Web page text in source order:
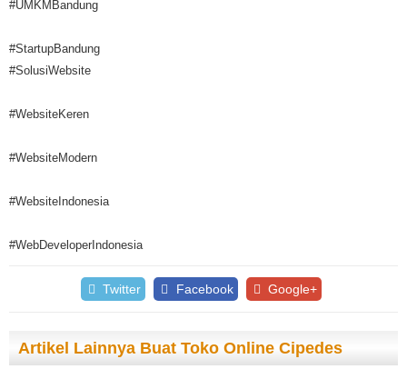
#UMKMBandung
#StartupBandung
#SolusiWebsite
#WebsiteKeren
#WebsiteModern
#WebsiteIndonesia
#WebDeveloperIndonesia
Twitter Facebook Google+
Artikel Lainnya Buat Toko Online Cipedes